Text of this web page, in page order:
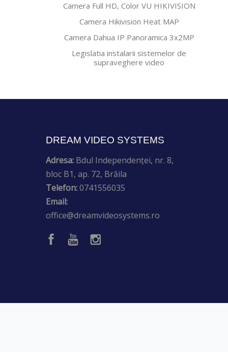
Camera Full HD, Color VU HIKIVISION
Camera Hikivision Heat MAP
Camera Dahua IP Panoramica 3x2MP
Legislatia instalarii sistemelor de
supraveghere video
DREAM VIDEO SYSTEMS
Adresa:Bdul Independenței, nr. 8,
bloc B1, ap. 72, Brăila
Telefon: 0741556035
Email:
office@dreamvideosystems.ro